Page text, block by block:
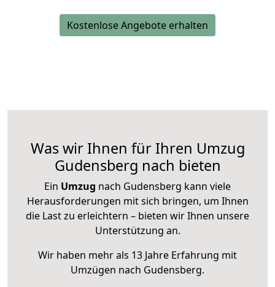
Kostenlose Angebote erhalten
Was wir Ihnen für Ihren Umzug
Gudensberg nach bieten
Ein Umzug nach Gudensberg kann viele
Herausforderungen mit sich bringen, um Ihnen
die Last zu erleichtern – bieten wir Ihnen unsere
Unterstützung an.
Wir haben mehr als 13 Jahre Erfahrung mit
Umzügen nach Gudensberg.